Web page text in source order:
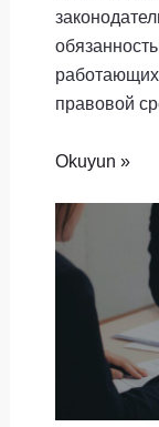
правовой
Okuyun »